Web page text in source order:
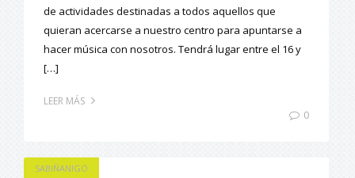
de actividades destinadas a todos aquellos que
quieran acercarse a nuestro centro para apuntarse a
hacer música con nosotros. Tendrá lugar entre el 16 y
[…]
LEER MÁS
0
SABIÑANIGO